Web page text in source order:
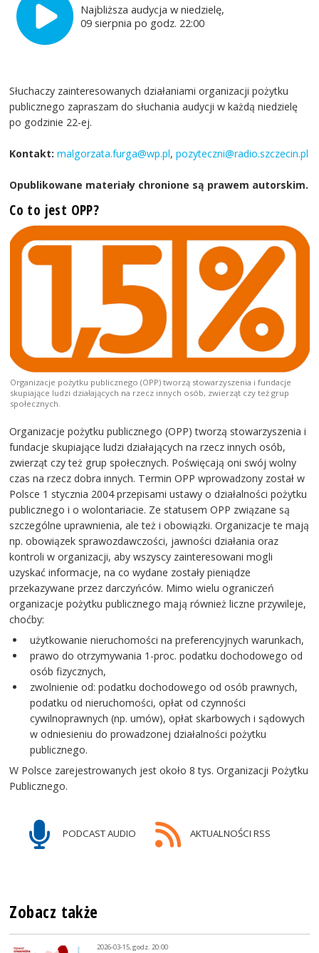
Najbliższa audycja w niedzielę,
09 sierpnia po godz. 22:00
Słuchaczy zainteresowanych działaniami organizacji pożytku
publicznego zapraszam do słuchania audycji w każdą niedzielę
po godzinie 22-ej.
Kontakt: malgorzata.furga@wp.pl,pozyteczni@radio.szczecin.pl
Opublikowane materiały chronione są prawem autorskim.
Co to jest OPP?
Organizacje pożytku publicznego (OPP) tworzą stowarzyszenia i fundacje
skupiające ludzi działających na rzecz innych osób, zwierząt czy też grup
społecznych.
Organizacje pożytku publicznego (OPP) tworzą stowarzyszenia i
fundacje skupiające ludzi działających na rzecz innych osób,
zwierząt czy też grup społecznych. Poświęcają oni swój wolny
czas na rzecz dobra innych. Termin OPP wprowadzony został w
Polsce 1 stycznia 2004 przepisami ustawy o działalności pożytku
publicznego i o wolontariacie. Ze statusem OPP związane są
szczególne uprawnienia, ale też i obowiązki. Organizacje te mają
np. obowiązek sprawozdawczości, jawności działania oraz
kontroli w organizacji, aby wszyscy zainteresowani mogli
uzyskać informacje, na co wydane zostały pieniądze
przekazywane przez darczyńców. Mimo wielu ograniczeń
organizacje pożytku publicznego mają również liczne przywileje,
choćby:
użytkowanie nieruchomości na preferencyjnych warunkach,
prawo do otrzymywania 1-proc. podatku dochodowego od
osób fizycznych,
zwolnienie od: podatku dochodowego od osób prawnych,
podatku od nieruchomości, opłat od czynności
cywilnoprawnych (np. umów), opłat skarbowych i sądowych
w odniesieniu do prowadzonej działalności pożytku
publicznego.
W Polsce zarejestrowanych jest około 8 tys. Organizacji Pożytku
Publicznego.
PODCAST AUDIO AKTUALNOŚCI RSS
Zobacz także
2026-03-15, godz. 20:00